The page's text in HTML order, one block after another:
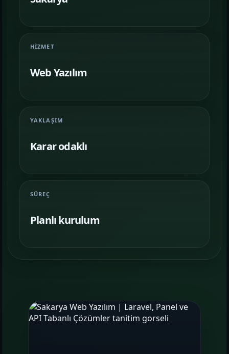
HIZMET
Web Yazılım
YAKLAŞIM
Karar odaklı
SÜREÇ
Planlı kurulum